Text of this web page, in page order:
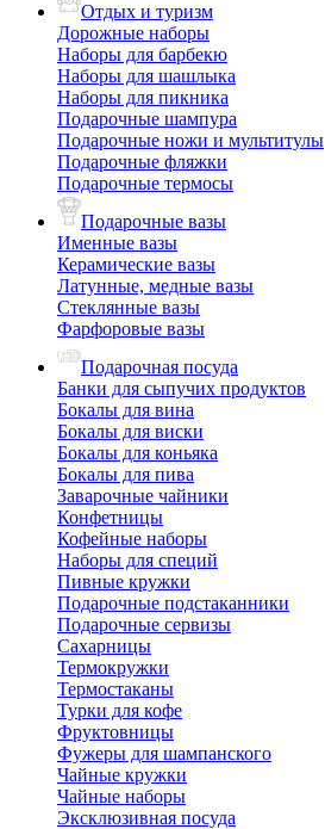
Отдых и туризм
Дорожные наборы
Наборы для барбекю
Наборы для шашлыка
Наборы для пикника
Подарочные шампура
Подарочные ножи и мультитулы
Подарочные фляжки
Подарочные термосы
Подарочные вазы
Именные вазы
Керамические вазы
Латунные, медные вазы
Стеклянные вазы
Фарфоровые вазы
Подарочная посуда
Банки для сыпучих продуктов
Бокалы для вина
Бокалы для виски
Бокалы для коньяка
Бокалы для пива
Заварочные чайники
Конфетницы
Кофейные наборы
Наборы для специй
Пивные кружки
Подарочные подстаканники
Подарочные сервизы
Сахарницы
Термокружки
Термостаканы
Турки для кофе
Фруктовницы
Фужеры для шампанского
Чайные кружки
Чайные наборы
Эксклюзивная посуда